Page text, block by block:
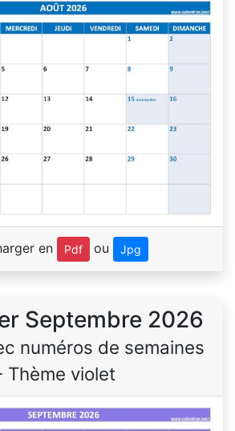
en Pdf ou Jpg
Septembre 2026
numéros de semaines
Thème violet